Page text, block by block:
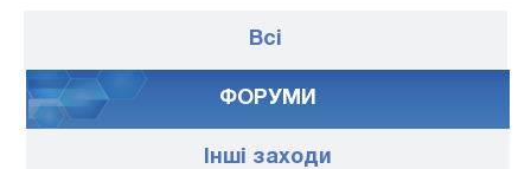
Всі
ФОРУМИ
Iншi заходи